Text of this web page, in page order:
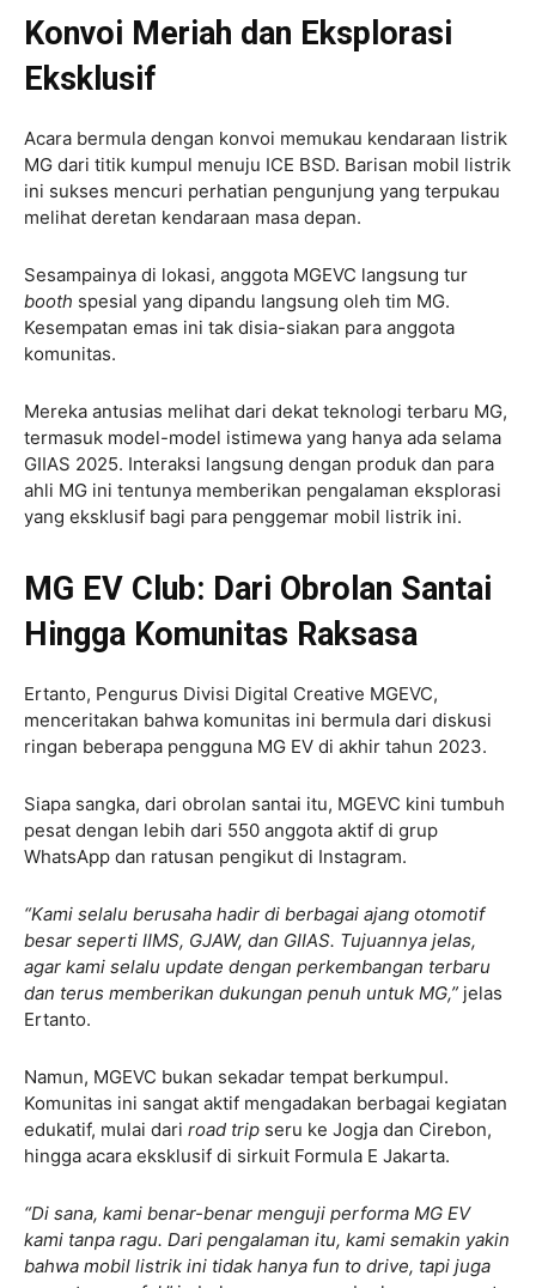
Konvoi Meriah dan Eksplorasi
Eksklusif
Acara bermula dengan konvoi memukau kendaraan listrik
MG dari titik kumpul menuju ICE BSD. Barisan mobil listrik
ini sukses mencuri perhatian pengunjung yang terpukau
melihat deretan kendaraan masa depan.
Sesampainya di lokasi, anggota MGEVC langsung tur
booth spesial yang dipandu langsung oleh tim MG.
Kesempatan emas ini tak disia-siakan para anggota
komunitas.
Mereka antusias melihat dari dekat teknologi terbaru MG,
termasuk model-model istimewa yang hanya ada selama
GIIAS 2025. Interaksi langsung dengan produk dan para
ahli MG ini tentunya memberikan pengalaman eksplorasi
yang eksklusif bagi para penggemar mobil listrik ini.
MG EV Club: Dari Obrolan Santai
Hingga Komunitas Raksasa
Ertanto, Pengurus Divisi Digital Creative MGEVC,
menceritakan bahwa komunitas ini bermula dari diskusi
ringan beberapa pengguna MG EV di akhir tahun 2023.
Siapa sangka, dari obrolan santai itu, MGEVC kini tumbuh
pesat dengan lebih dari 550 anggota aktif di grup
WhatsApp dan ratusan pengikut di Instagram.
“Kami selalu berusaha hadir di berbagai ajang otomotif
besar seperti IIMS, GJAW, dan GIIAS. Tujuannya jelas,
agar kami selalu update dengan perkembangan terbaru
dan terus memberikan dukungan penuh untuk MG,” jelas
Ertanto.
Namun, MGEVC bukan sekadar tempat berkumpul.
Komunitas ini sangat aktif mengadakan berbagai kegiatan
edukatif, mulai dari road trip seru ke Jogja dan Cirebon,
hingga acara eksklusif di sirkuit Formula E Jakarta.
“Di sana, kami benar-benar menguji performa MG EV
kami tanpa ragu. Dari pengalaman itu, kami semakin yakin
bahwa mobil listrik ini tidak hanya fun to drive, tapi juga